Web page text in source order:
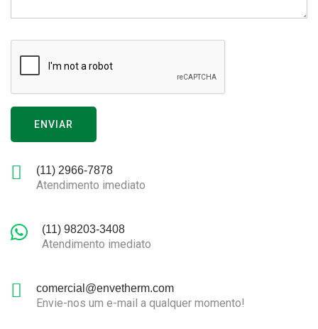
ENVIAR
(11) 2966-7878
Atendimento imediato
(11) 98203-3408
Atendimento imediato
comercial@envetherm.com
Envie-nos um e-mail a qualquer momento!